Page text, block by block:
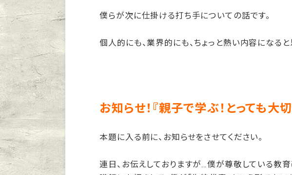
僕らが次に仕掛ける打ち手についての話です。
個人的にも、業界的にも、ちょっと熱い内容になると
お知らせ！『親子で学ぶ！とっても大
本題に入る前に、お知らせをさせてください。
連日、お伝えしておりますが…僕が尊敬している教